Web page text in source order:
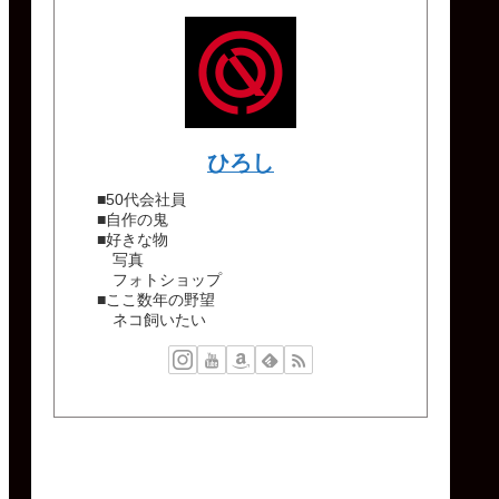
ひろし
■50代会社員
■自作の鬼
■好きな物
写真
フォトショップ
■ここ数年の野望
ネコ飼いたい